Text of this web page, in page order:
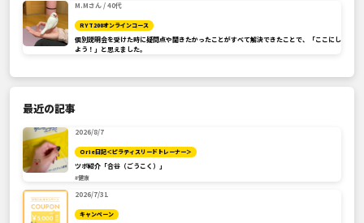
M.Mさん / 40代
RYT200オンラインコース
個別説明会を受けた時に疑問点や聞きたかったことがすべて解決できたことで、「ここにし
よう！」と思えました。
最近の記事
2026/8/7
Orie日記＜ピラティスリードトレーナー＞
ツボ紹介「合谷（ごうこく）」
#健康
2026/7/31
キャンペーン